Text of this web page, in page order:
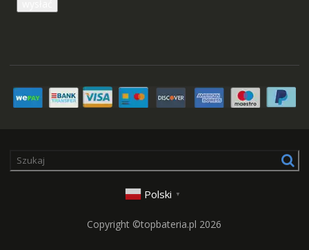
Polski ▼
Copyright ©topbateria.pl 2026